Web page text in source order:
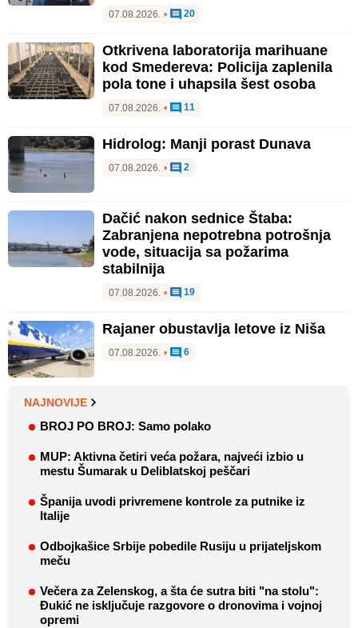
07.08.2026. • 20
Otkrivena laboratorija marihuane
kod Smedereva: Policija zaplenila
pola tone i uhapsila šest osoba
07.08.2026. • 11
Hidrolog: Manji porast Dunava
07.08.2026. • 2
Dačić nakon sednice Štaba:
Zabranjena nepotrebna potrošnja
vode, situacija sa požarima
stabilnija
07.08.2026. • 19
Rajaner obustavlja letove iz Niša
07.08.2026. • 6
NAJNOVIJE
BROJ PO BROJ: Samo polako
MUP: Aktivna četiri veća požara, najveći izbio u
mestu Šumarak u Deliblatskoj peščari
Španija uvodi privremene kontrole za putnike iz
Italije
Odbojkašice Srbije pobedile Rusiju u prijateljskom
meču
Večera za Zelenskog, a šta će sutra biti "na stolu":
Đukić ne isključuje razgovore o dronovima i vojnoj
opremi